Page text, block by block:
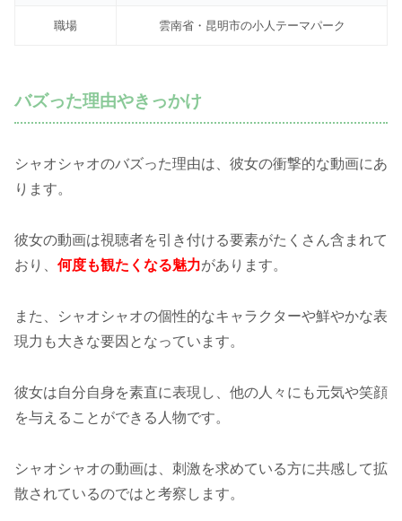
職場 雲南省・昆明市の小人テーマパーク
バズった理由やきっかけ
シャオシャオのバズった理由は、彼女の衝撃的な動画にあ
ります。
彼女の動画は視聴者を引き付ける要素がたくさん含まれて
おり、 何度も観たくなる魅力があります。
また、シャオシャオの個性的なキャラクターや鮮やかな表
現力も大きな要因となっています。
彼女は自分自身を素直に表現し、他の人々にも元気や笑顔
を与えることができる人物です。
シャオシャオの動画は、刺激を求めている方に共感して拡
散されているのではと考察します。